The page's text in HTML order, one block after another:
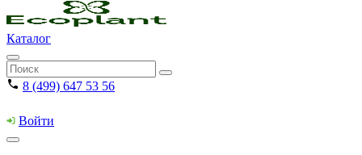
Каталог
8 (499) 647 53 56
Войти